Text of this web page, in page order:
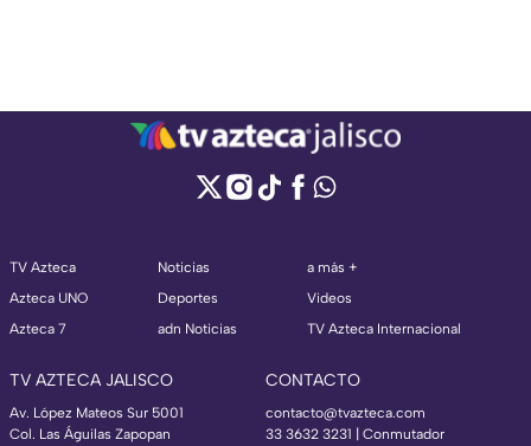
TV Azteca
Azteca UNO
Azteca 7
Noticias
Deportes
adn Noticias
a más +
Videos
TV Azteca Internacional
TV AZTECA JALISCO
Av. López Mateos Sur 5001
Col. Las Águilas Zapopan
CONTACTO
contacto@tvazteca.com
33 3632 3231 | Conmutador